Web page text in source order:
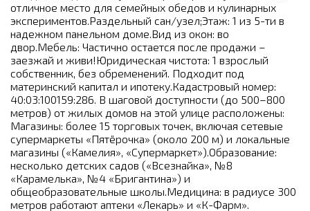
отличное место для семейных обедов и кулинарных
экспериментов.Раздельный сан/узел;Этаж: 1 из 5-ти в
надежном панельном доме.Вид из окон: во
двор.Мебель: Частично остается после продажи –
заезжай и живи!Юридическая чистота: 1 взрослый
собственник, без обременений. Подходит под
материнский капитал и ипотеку.Кадастровый номер:
40:03:100159:286. В шаговой доступности (до 500–800
метров) от жилых домов на этой улице расположены:
Магазины: более 15 торговых точек, включая сетевые
супермаркеты «Пятёрочка» (около 200 м) и локальные
магазины («Камелия», «Супермаркет»).Образование:
несколько детских садов («Всезнайка», №8
«Карамелька», №4 «Бригантина») и
общеобразовательные школы.Медицина: в радиусе 300
метров работают аптеки «Лекарь» и «К-Фарм».